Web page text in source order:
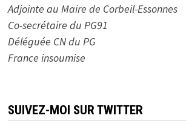
Adjointe au Maire de Corbeil-Essonnes
Co-secrétaire du PG91
Déléguée CN du PG
France insoumise
SUIVEZ-MOI SUR TWITTER